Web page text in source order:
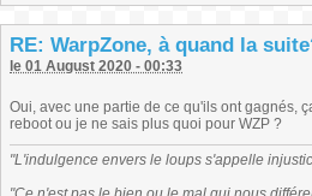
RE: WarpZone, à quand la
le 01 August 2020 - 00:33
Oui, avec une partie de ce qu'ils ont gagnés,
reboot ou je ne sais plus quoi pour WZP ?
"L'indulgence envers le loups s'appelle